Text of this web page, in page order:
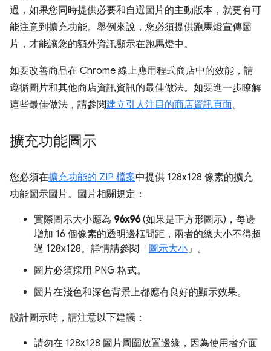
過，如果您同時提供必要和自選圖片的主動版本，就更有可
能注意到擴充功能。舉例來說，您必須提供跑馬燈宣傳圖
片，才能讓您的額外資訊顯示在跑馬燈中。
如要改善商品在 Chrome 線上應用程式商店中的效能，請
遵循圖片和其他商店資訊資訊的最佳做法。如要進一步瞭解
這些最佳做法，請參閱建立引人注目的商店資訊頁面。
擴充功能圖示
您必須在擴充功能的 ZIP 檔案中提供 128x128 像素的擴充
功能圖示圖片。圖片相關規定：
實際圖示大小應為 96x96(如果是正方形圖示)，每邊
增加 16 個像素的透明邊框間距，兩者的總大小不得超
過 128x128。詳情請參閱「 圖示大小」。
圖片必須採用 PNG 格式。
圖片在淺色和深色背景上都應有良好的顯示效果。
設計圖示時，請注意以下建議：
請勿在 128x128 圖片周圍放置邊緣，因為使用者介面